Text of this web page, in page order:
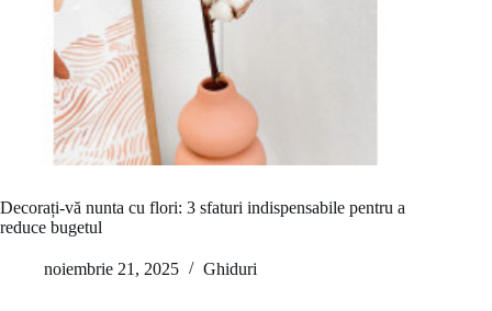
Decorați-vă nunta cu flori: 3 sfaturi indispensabile pentru a
reduce bugetul
noiembrie 21, 2025 Ghiduri